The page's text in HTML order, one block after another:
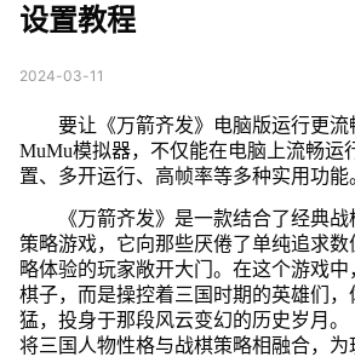
设置教程
2024-03-11
要让《万箭齐发》电脑版运行更流
MuMu模拟器，不仅能在电脑上流畅运
置、多开运行、高帧率等多种实用功能
《万箭齐发》是一款结合了经典
策略游戏，它向那些厌倦了单纯追求
略体验的玩家敞开大门。在这个游戏
棋子，而是操控着三国时期的英雄们，
猛，投身于那段风云变幻的历史岁月
将三国人物性格与战棋策略相融合，